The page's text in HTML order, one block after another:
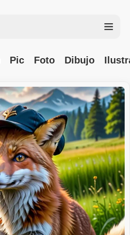
Pic Foto Dibujo